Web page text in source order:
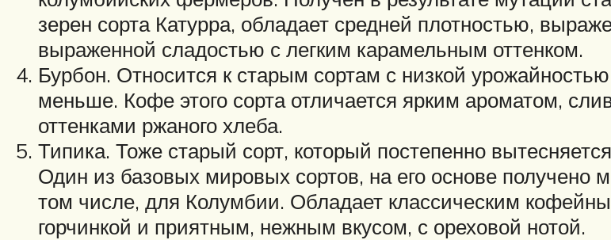
зерен сорта Катурра, обладает средней плотностью,
выраженной сладостью с легким карамельным оттенком.
Бурбон. Относится к старым сортам с низкой
меньше. Кофе этого сорта отличается ярким ароматом,
оттенками ржаного хлеба.
Типика. Тоже старый сорт, который постепенно
Один из базовых мировых сортов, на его основе получено
том числе, для Колумбии. Обладает классическим
горчинкой и приятным, нежным вкусом, с ореховой нотой.